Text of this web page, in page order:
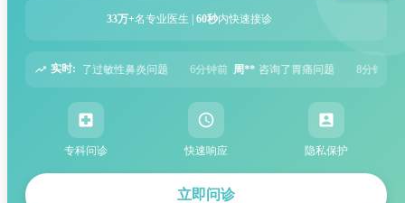
33万+名专业医生 | 60秒内快速接诊
实时:
6分钟前 周** 咨询了胃痛问题 8分钟前 王** 咨询了头痛问题 12分钟
专科问诊 快速响应 隐私保护
立即问诊